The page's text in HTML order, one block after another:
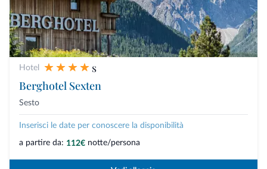
Hotel
s
Berghotel Sexten
Sesto
Inserisci le date per conoscere la disponibilità
a partire da: 112€ notte/persona